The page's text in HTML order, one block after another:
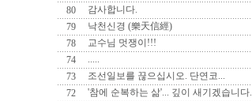
80
감사합니다.
79
낙천신경 (樂天信經)
78
교수님 멋쟁이!!!
74
.....
73
조선일보를 끊으십시오. 단연코...
72
'참에 순복하는 삶'... 깊이 새기겠습니다.